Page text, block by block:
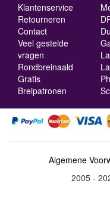
Klantenservice
Retourneren
Contact
Veel gestelde
vragen
Rondbreinaald
Gratis
Breipatronen
Algemene
2005 -